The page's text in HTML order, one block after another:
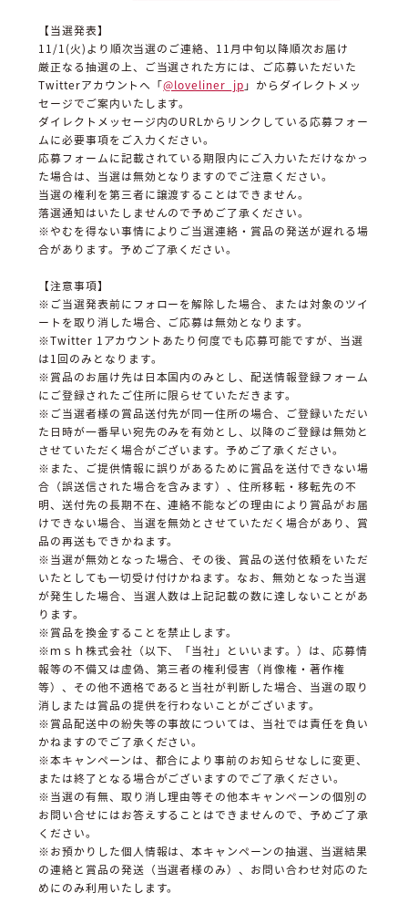
【当選発表】
11/1(火)より順次当選のご連絡、11月中旬以降順次お届け
厳正なる抽選の上、ご当選された方には、ご応募いただいた
Twitterアカウントへ「@loveliner_jp 」からダイレクトメッ
セージでご案内いたします。
ダイレクトメッセージ内のURLからリンクしている応募フォー
ムに必要事項をご入力ください。
応募フォームに記載されている期限内にご入力いただけなかっ
た場合は、当選は無効となりますのでご注意ください。
当選の権利を第三者に譲渡することはできません。
落選通知はいたしませんので予めご了承ください。
※やむを得ない事情によりご当選連絡・賞品の発送が遅れる場
合があります。予めご了承ください。
【注意事項】
※ご当選発表前にフォローを解除した場合、または対象のツイ
ートを取り消した場合、ご応募は無効となります。
※Twitter 1アカウントあたり何度でも応募可能ですが、当選
は1回のみとなります。
※賞品のお届け先は日本国内のみとし、配送情報登録フォーム
にご登録されたご住所に限らせていただきます。
※ご当選者様の賞品送付先が同一住所の場合、ご登録いただい
た日時が一番早い宛先のみを有効とし、以降のご登録は無効と
させていただく場合がございます。予めご了承ください。
※また、ご提供情報に誤りがあるために賞品を送付できない場
合（誤送信された場合を含みます）、住所移転・移転先の不
明、送付先の長期不在、連絡不能などの理由により賞品がお届
けできない場合、当選を無効とさせていただく場合があり、賞
品の再送もできかねます。
※当選が無効となった場合、その後、賞品の送付依頼をいただ
いたとしても一切受け付けかねます。なお、無効となった当選
が発生した場合、当選人数は上記記載の数に達しないことがあ
ります。
※賞品を換金することを禁止します。
※ｍｓｈ株式会社（以下、「当社」といいます。）は、応募情
報等の不備又は虚偽、第三者の権利侵害（肖像権・著作権
等）、その他不適格であると当社が判断した場合、当選の取り
消しまたは賞品の提供を行わないことがございます。
※賞品配送中の紛失等の事故については、当社では責任を負い
かねますのでご了承ください。
※本キャンペーンは、都合により事前のお知らせなしに変更、
または終了となる場合がございますのでご了承ください。
※当選の有無、取り消し理由等その他本キャンペーンの個別の
お問い合せにはお答えすることはできませんので、予めご了承
ください。
※お預かりした個人情報は、本キャンペーンの抽選、当選結果
の連絡と賞品の発送（当選者様のみ）、お問い合わせ対応のた
めにのみ利用いたします。